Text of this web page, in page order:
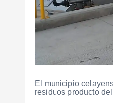
El municipio
residuos producto